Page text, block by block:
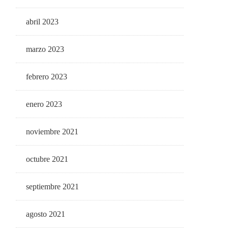
abril 2023
marzo 2023
febrero 2023
enero 2023
noviembre 2021
octubre 2021
septiembre 2021
agosto 2021